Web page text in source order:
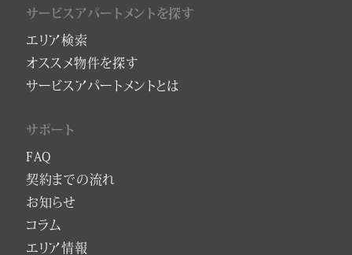
サービスアパートメントを探す
エリア検索
オススメ物件を探す
サービスアパートメントとは
サポート
FAQ
契約までの流れ
お知らせ
コラム
エリア情報